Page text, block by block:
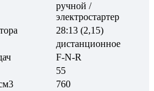
ручной /
электростартер
28:13 (2,15)
дистанционное
F-N-R
55
760